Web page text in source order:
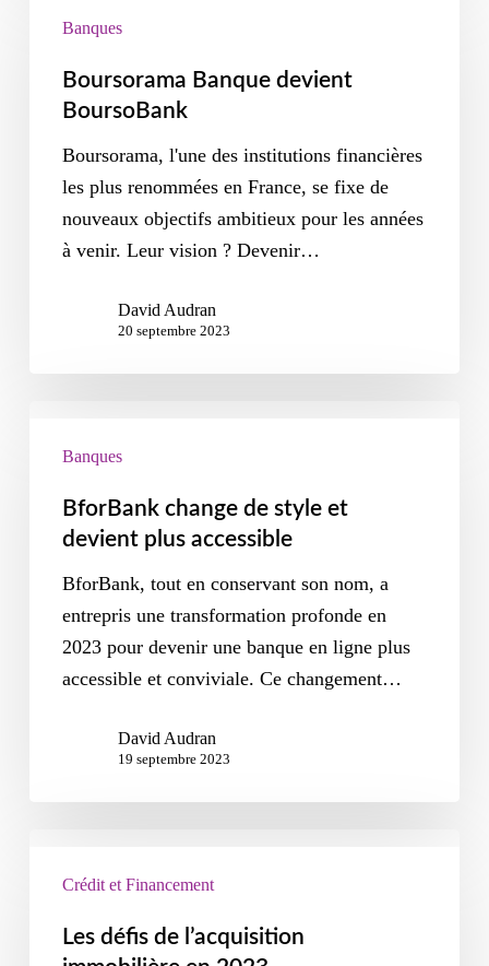
Banques
Boursorama Banque devient
BoursoBank
Boursorama, l'une des institutions financières
les plus renommées en France, se fixe de
nouveaux objectifs ambitieux pour les années
à venir. Leur vision ? Devenir…
David Audran
20 septembre 2023
Banques
BforBank change de style et
devient plus accessible
BforBank, tout en conservant son nom, a
entrepris une transformation profonde en
2023 pour devenir une banque en ligne plus
accessible et conviviale. Ce changement…
David Audran
19 septembre 2023
Crédit et Financement
Les défis de l’acquisition